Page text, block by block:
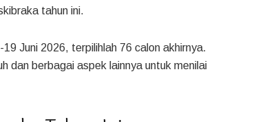
tahun ini.
Juni 2026, terpilihlah 76 calon akhirnya.
dan berbagai aspek lainnya untuk menilai